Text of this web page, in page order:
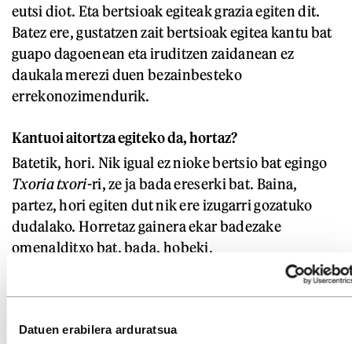
Datuen erabilera arduratsua
eutsi diot. Eta bertsioak egiteak grazia egiten dit.
Batez ere, gustatzen zait bertsioak egitea kantu bat
guapo dagoenean eta iruditzen zaidanean ez
daukala merezi duen bezainbesteko
errekonozimendurik.
Kantuoi aitortza egiteko da, hortaz?
Batetik, hori. Nik igual ez nioke bertsio bat egingo
Txoria txori-ri, ze ja bada ereserki bat. Baina,
partez, hori egiten dut nik ere izugarri gozatuko
dudalako. Horretaz gainera ekar badezake
omenalditxo bat, bada, hobeki.
Horrelakoekin jendea hunkitu izanak hunkitu
Segun.